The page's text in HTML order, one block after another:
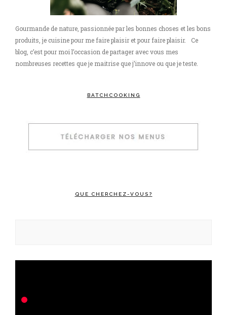
Gourmande de nature, passionnée par les bonnes choses et les bons
produits, je cuisine pour me faire plaisir et pour faire plaisir. Ce
blog, c’est pour moi l’occasion de partager avec vous mes
nombreuses recettes que je maitrise que j’innove ou que je teste.
BATCHCOOKING
QUE CHERCHEZ-VOUS?